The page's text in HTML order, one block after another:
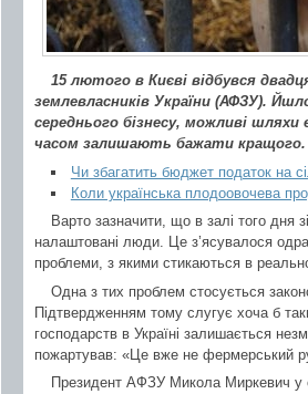
15 лютого в Києві відбувся
землевласників України (АФЗУ).
середнього бізнесу, можливі
часом залишають бажати кращого.
Чи збагатить бюджет податок на
Коли українська плодоовочева
Варто зазначити, що в залі того дня
налаштовані люди. Це з’ясувалося
проблеми, з якими стикаються в
Одна з тих проблем стосується
Підтвердженням тому слугує хоча б
господарств в Україні залишається
пожартував: «Це вже не фермерський
Президент АФЗУ Микола Миркевич у